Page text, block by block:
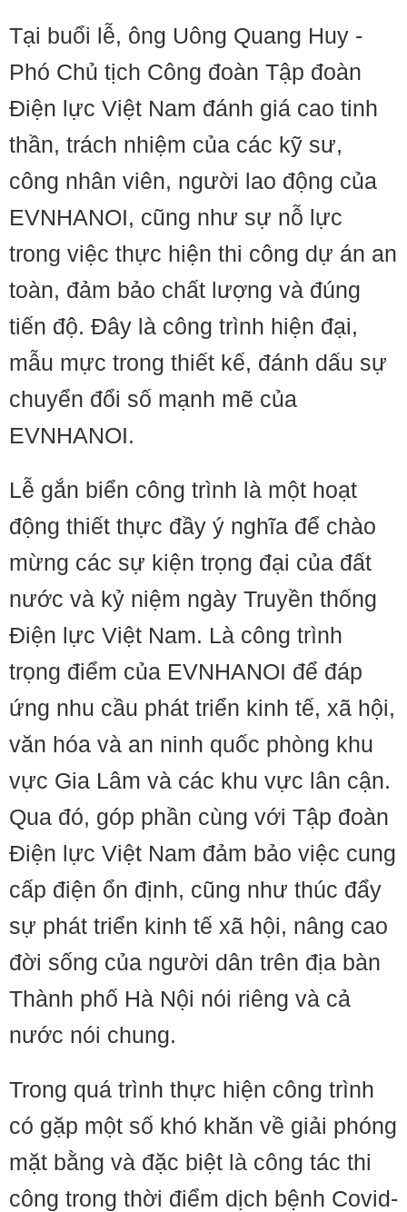
Tại buổi lễ, ông Uông Quang Huy -
Phó Chủ tịch Công đoàn Tập đoàn
Điện lực Việt Nam đánh giá cao tinh
thần, trách nhiệm của các kỹ sư,
công nhân viên, người lao động của
EVNHANOI, cũng như sự nỗ lực
trong việc thực hiện thi công dự án an
toàn, đảm bảo chất lượng và đúng
tiến độ. Đây là công trình hiện đại,
mẫu mực trong thiết kế, đánh dấu sự
chuyển đổi số mạnh mẽ của
EVNHANOI.
Lễ gắn biển công trình là một hoạt
động thiết thực đầy ý nghĩa để chào
mừng các sự kiện trọng đại của đất
nước và kỷ niệm ngày Truyền thống
Điện lực Việt Nam. Là công trình
trọng điểm của EVNHANOI để đáp
ứng nhu cầu phát triển kinh tế, xã hội,
văn hóa và an ninh quốc phòng khu
vực Gia Lâm và các khu vực lân cận.
Qua đó, góp phần cùng với Tập đoàn
Điện lực Việt Nam đảm bảo việc cung
cấp điện ổn định, cũng như thúc đẩy
sự phát triển kinh tế xã hội, nâng cao
đời sống của người dân trên địa bàn
Thành phố Hà Nội nói riêng và cả
nước nói chung.
Trong quá trình thực hiện công trình
có gặp một số khó khăn về giải phóng
mặt bằng và đặc biệt là công tác thi
công trong thời điểm dịch bệnh Covid-